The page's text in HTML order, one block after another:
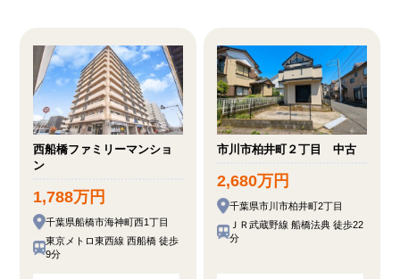
西船橋ファミリーマンショ
ン
1,788万円
千葉県船橋市海神町西1丁目
東京メトロ東西線 西船橋 徒歩
9分
市川市柏井町２丁目 中古
2,680万円
千葉県市川市柏井町2丁目
ＪＲ武蔵野線 船橋法典 徒歩22
分